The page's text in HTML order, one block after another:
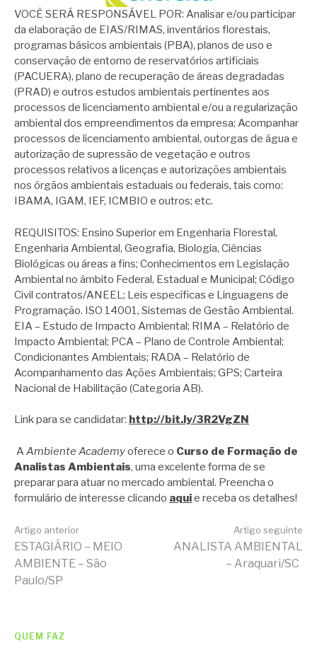
VOCÊ SERÁ RESPONSÁVEL POR: Analisar e/ou participar
da elaboração de EIAS/RIMAS, inventários florestais,
programas básicos ambientais (PBA), planos de uso e
conservação de entorno de reservatórios artificiais
(PACUERA), plano de recuperação de áreas degradadas
(PRAD) e outros estudos ambientais pertinentes aos
processos de licenciamento ambiental e/ou a regularização
ambiental dos empreendimentos da empresa; Acompanhar
processos de licenciamento ambiental, outorgas de água e
autorização de supressão de vegetação e outros
processos relativos a licenças e autorizações ambientais
nos órgãos ambientais estaduais ou federais, tais como:
IBAMA, IGAM, IEF, ICMBIO e outros; etc.
REQUISITOS: Ensino Superior em Engenharia Florestal,
Engenharia Ambiental, Geografia, Biologia, Ciências
Biológicas ou áreas a fins; Conhecimentos em Legislação
Ambiental no âmbito Federal, Estadual e Municipal; Código
Civil contratos/ANEEL; Leis específicas e Linguagens de
Programação. ISO 14001, Sistemas de Gestão Ambiental.
EIA – Estudo de Impacto Ambiental; RIMA – Relatório de
Impacto Ambiental; PCA – Plano de Controle Ambiental;
Condicionantes Ambientais; RADA – Relatório de
Acompanhamento das Ações Ambientais; GPS; Carteira
Nacional de Habilitação (Categoria AB).
Link para se candidatar: http://bit.ly/3R2VgZN
AAmbiente Academyoferece o Curso de Formação de
Analistas Ambientais, uma excelente forma de se
preparar para atuar no mercado ambiental. Preencha o
formulário de interesse clicando aquie receba os detalhes!
Continue
lendo
Artigo anterior
ESTAGIÁRIO – MEIO
AMBIENTE – São
Paulo/SP
Artigo seguinte
ANALISTA AMBIENTAL
– Araquari/SC
QUEM FAZ